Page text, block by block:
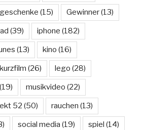
geschenke (15) Gewinner(13)
(39) iphone (182)
(13) kino (16)
kurzfilm (26) lego (28)
(19) musikvideo (22)
52 (50) rauchen (13)
social media (19) spiel (14)